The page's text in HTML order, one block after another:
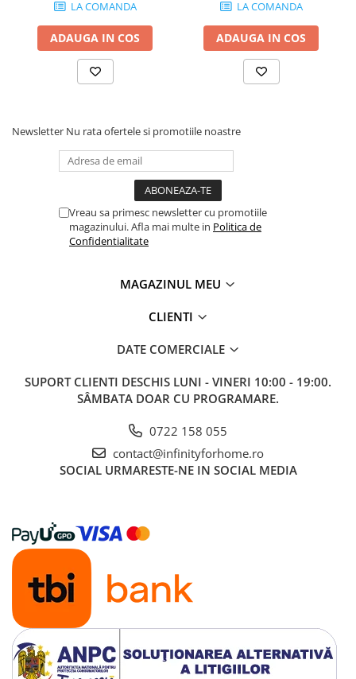
LA COMANDA
ADAUGA IN COS
LA COMANDA
ADAUGA IN COS
Newsletter Nu rata ofertele si promotiile noastre
Vreau sa primesc newsletter cu promotiile
magazinului. Afla mai multe in Politica de
Confidentialitate
MAGAZINUL MEU
CLIENTI
DATE COMERCIALE
SUPORT CLIENTI DESCHIS LUNI - VINERI 10:00 - 19:00.
SÂMBATA DOAR CU PROGRAMARE.
0722 158 055
contact@infinityforhome.ro
SOCIAL URMARESTE-NE IN SOCIAL MEDIA